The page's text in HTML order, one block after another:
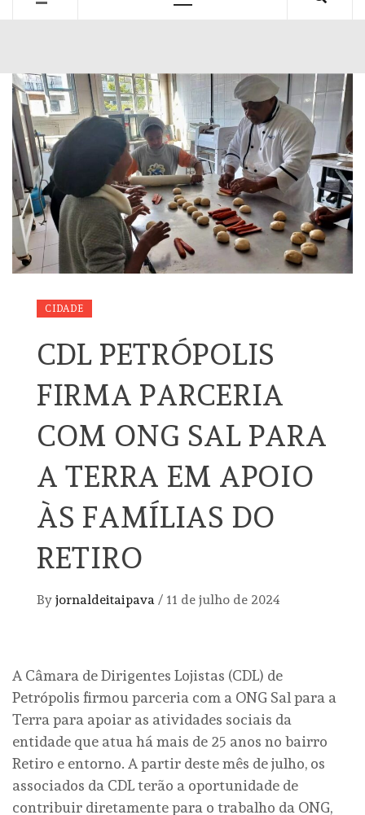
CIDADE
CDL PETRÓPOLIS
FIRMA PARCERIA
COM ONG SAL PARA
A TERRA EM APOIO
ÀS FAMÍLIAS DO
RETIRO
By jornaldeitaipava / 11 de julho de 2024
A Câmara de Dirigentes Lojistas (CDL) de
Petrópolis firmou parceria com a ONG Sal para a
Terra para apoiar as atividades sociais da
entidade que atua há mais de 25 anos no bairro
Retiro e entorno. A partir deste mês de julho, os
associados da CDL terão a oportunidade de
contribuir diretamente para o trabalho da ONG,